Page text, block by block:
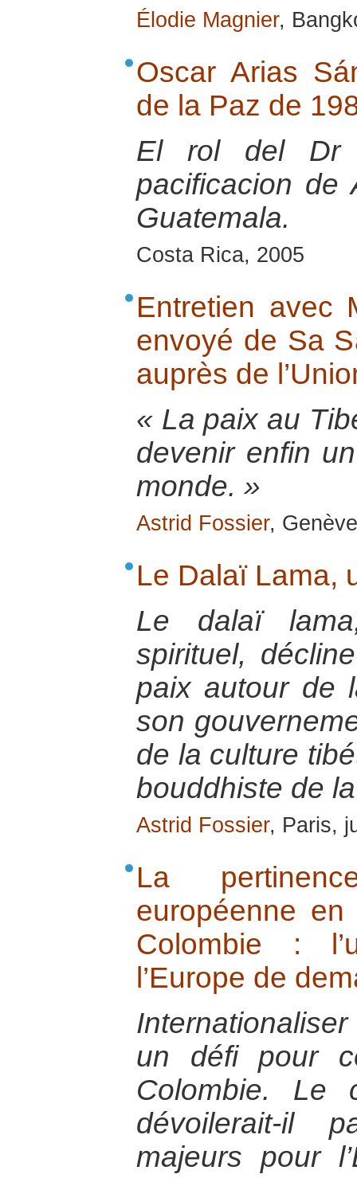
Élodie Magnier,
Oscar Arias
de la Paz de
El rol del Dr
pacificacion de
Guatemala.
Costa Rica, 2005
Entretien avec
envoyé de Sa
auprès de
« La paix au
devenir enfin
monde. »
Astrid Fossier,
Le Dalaï Lama,
Le dalaï
spirituel,
paix autour de
son
de la culture
bouddhiste de
Astrid Fossier, Paris,
La
européenne
Colombie :
l’Europe de
un défi pour
Colombie. Le
dévoilerait-il
majeurs pour